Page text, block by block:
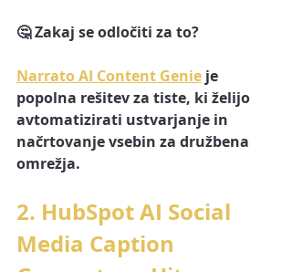
🤔 Zakaj se odločiti za to?
Narrato AI Content Genie je
popolna rešitev za tiste, ki želijo
avtomatizirati ustvarjanje in
načrtovanje vsebin za družbena
omrežja.
2. HubSpot AI Social
Media Caption